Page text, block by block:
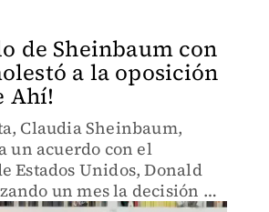
de Sheinbaum con
a la oposición
Ahí!
Claudia Sheinbaum,
un acuerdo con el
Estados Unidos, Donald
un mes la decisión de